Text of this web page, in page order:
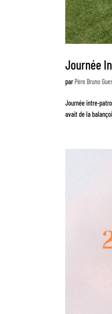
Journée
par Père Bruno
Journée intre-
avait de la